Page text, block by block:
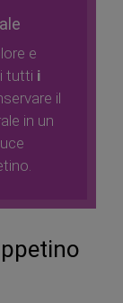
e
tutti i
il
in un